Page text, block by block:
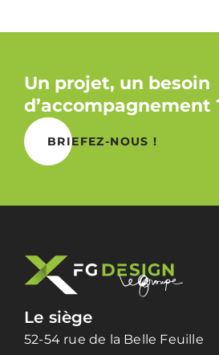
Un projet, un besoin
d’accompagnement
BRIEFEZ-NOUS !
Le siège
52-54 rue de la Belle Feuille